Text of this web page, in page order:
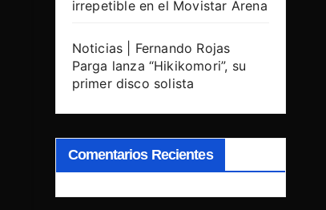
irrepetible en el Movistar Arena
Noticias | Fernando Rojas
Parga lanza “Hikikomori”, su
primer disco solista
Comentarios Recientes